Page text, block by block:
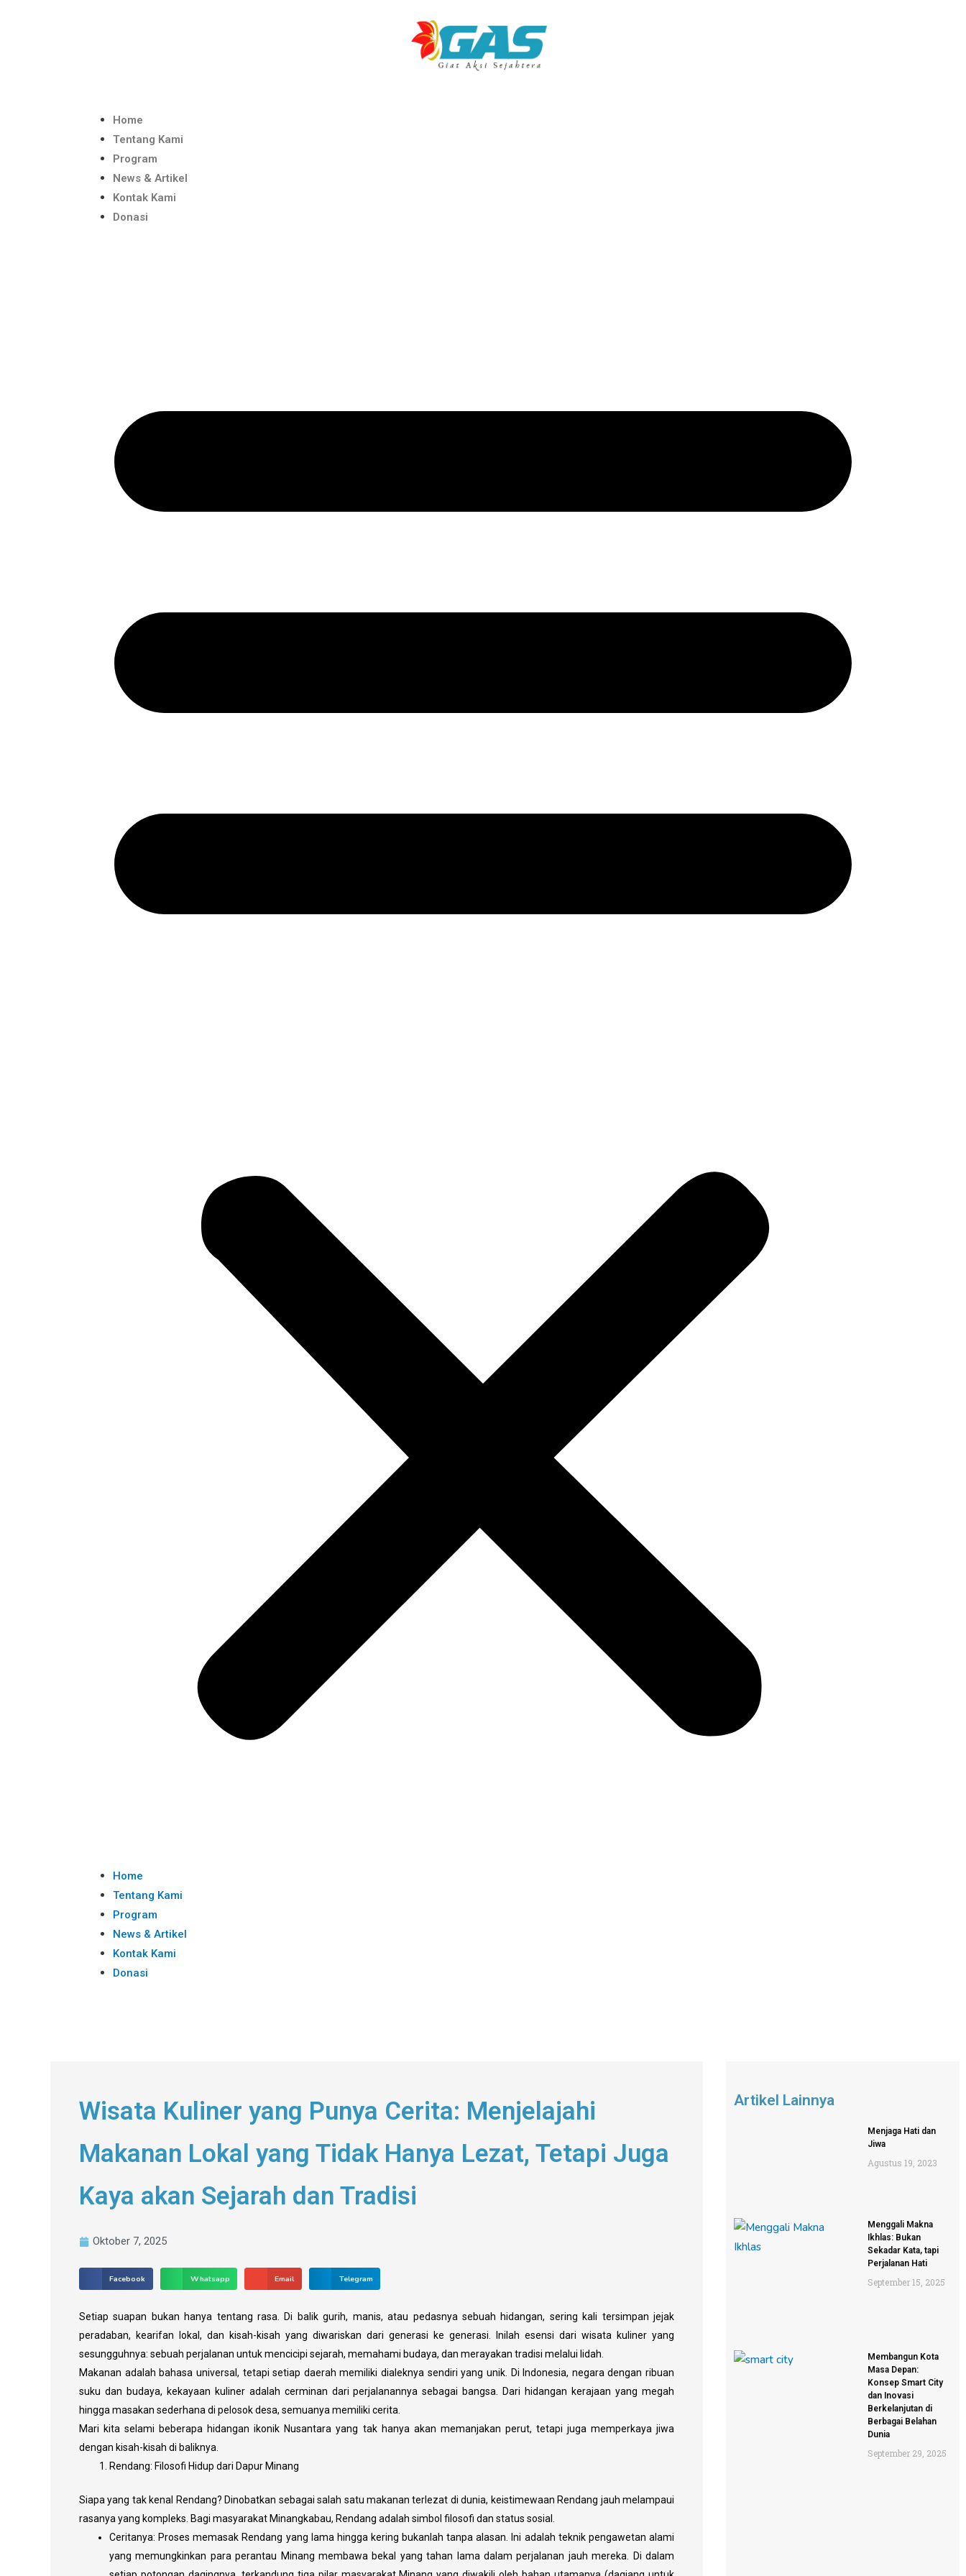
Home
Tentang Kami
Program
News & Artikel
Kontak Kami
Donasi
Home
Tentang Kami
Program
News & Artikel
Kontak Kami
Donasi
Wisata Kuliner yang Punya Cerita: Menjelajahi
Makanan Lokal yang Tidak Hanya Lezat, Tetapi Juga
Kaya akan Sejarah dan Tradisi
Oktober 7, 2025
Facebook Whatsapp Email Telegram
Setiap suapan bukan hanya tentang rasa. Di balik gurih, manis, atau pedasnya sebuah hidangan, sering kali tersimpan jejak
peradaban, kearifan lokal, dan kisah-kisah yang diwariskan dari generasi ke generasi. Inilah esensi dari wisata kuliner yang
sesungguhnya: sebuah perjalanan untuk mencicipi sejarah, memahami budaya, dan merayakan tradisi melalui lidah.
Makanan adalah bahasa universal, tetapi setiap daerah memiliki dialeknya sendiri yang unik. Di Indonesia, negara dengan ribuan
suku dan budaya, kekayaan kuliner adalah cerminan dari perjalanannya sebagai bangsa. Dari hidangan kerajaan yang megah
hingga masakan sederhana di pelosok desa, semuanya memiliki cerita.
Mari kita selami beberapa hidangan ikonik Nusantara yang tak hanya akan memanjakan perut, tetapi juga memperkaya jiwa
dengan kisah-kisah di baliknya.
Rendang: Filosofi Hidup dari Dapur Minang
Siapa yang tak kenal Rendang? Dinobatkan sebagai salah satu makanan terlezat di dunia, keistimewaan Rendang jauh melampaui
rasanya yang kompleks. Bagi masyarakat Minangkabau, Rendang adalah simbol filosofi dan status sosial.
Ceritanya: Proses memasak Rendang yang lama hingga kering bukanlah tanpa alasan. Ini adalah teknik pengawetan alami
yang memungkinkan para perantau Minang membawa bekal yang tahan lama dalam perjalanan jauh mereka. Di dalam
Artikel Lainnya
Menjaga Hati dan
Jiwa
Agustus 19, 2023
Menggali Makna
Ikhlas: Bukan
Sekadar Kata, tapi
Perjalanan Hati
September 15, 2025
Membangun Kota
Masa Depan:
Konsep Smart City
dan Inovasi
Berkelanjutan di
Berbagai Belahan
Dunia
September 29, 2025